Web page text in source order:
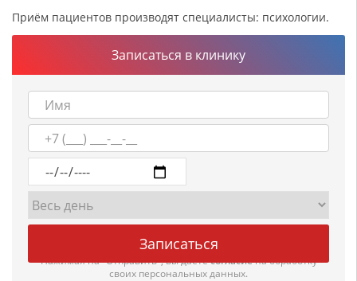
Приём пациентов производят специалисты: психологии.
Записаться в клинику
Нажимая на "Отправить", вы даетесогласиена обработку
своих персональных данных.